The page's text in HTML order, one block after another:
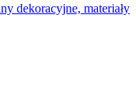
dekoracyjne, materiały